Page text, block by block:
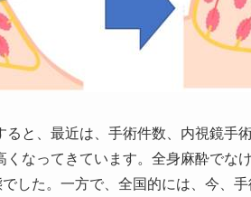
と、最近は、手術件数、内視鏡手
なってきています。全身麻酔でな
した。一方で、全国的には、今、